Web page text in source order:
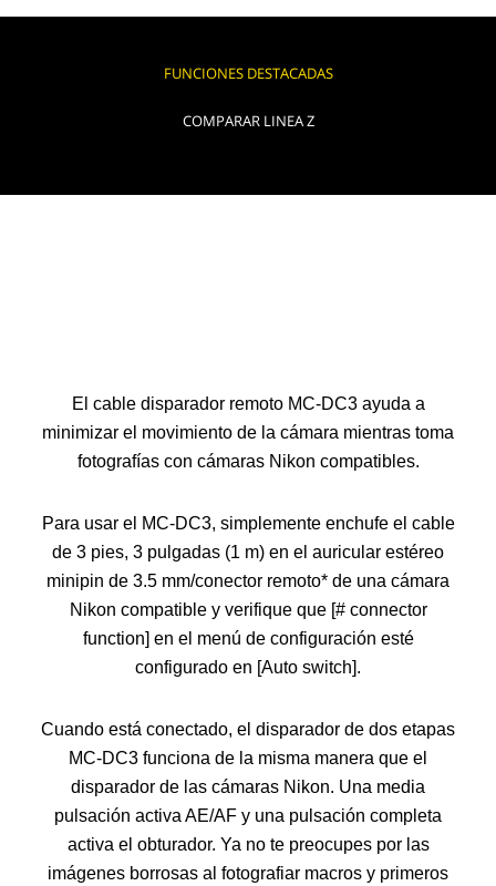
FUNCIONES DESTACADAS
COMPARAR LINEA Z
El cable disparador remoto MC-DC3 ayuda a
minimizar el movimiento de la cámara mientras toma
fotografías con cámaras Nikon compatibles.
Para usar el MC-DC3, simplemente enchufe el cable
de 3 pies, 3 pulgadas (1 m) en el auricular estéreo
minipin de 3.5 mm/conector remoto* de una cámara
Nikon compatible y verifique que [# connector
function] en el menú de configuración esté
configurado en [Auto switch].
Cuando está conectado, el disparador de dos etapas
MC-DC3 funciona de la misma manera que el
disparador de las cámaras Nikon. Una media
pulsación activa AE/AF y una pulsación completa
activa el obturador. Ya no te preocupes por las
imágenes borrosas al fotografiar macros y primeros